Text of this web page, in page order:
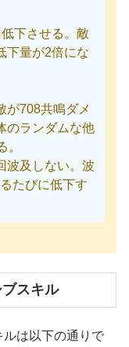
下させる。敵
下量が2倍にな
が708共鳴ダメ
のランダムな他
。
波及しない。波
たびに低下す
スキル
は以下の通りで